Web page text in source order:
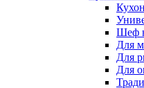
Шеф
Для
Для
Для